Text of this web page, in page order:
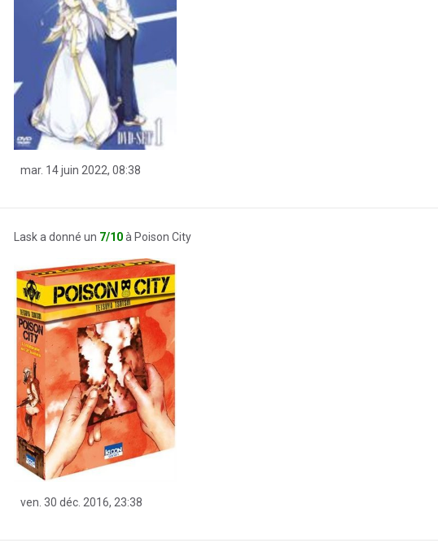
mar. 14 juin 2022, 08:38
Lask a donné un 7/10à Poison City
ven. 30 déc. 2016, 23:38